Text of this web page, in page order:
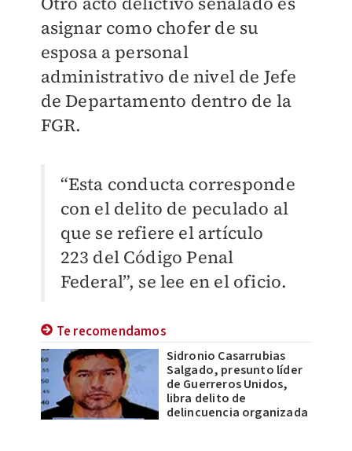
asignar como chofer de su
esposa a personal
administrativo de nivel de Jefe
de Departamento dentro de la
FGR.
“Esta conducta corresponde
con el delito de peculado al
que se refiere el artículo
223 del Código Penal
Federal”, se lee en el oficio.
Te recomendamos
Sidronio Casarrubias
Salgado, presunto líder
de Guerreros Unidos,
libra delito de
delincuencia organizada